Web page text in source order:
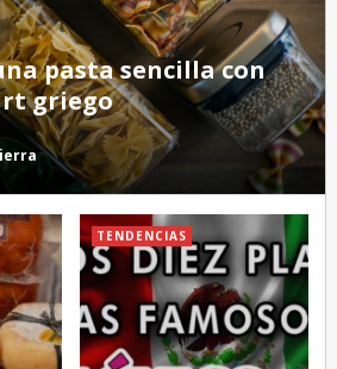
pasta sencilla con
griego
TENDENCIAS